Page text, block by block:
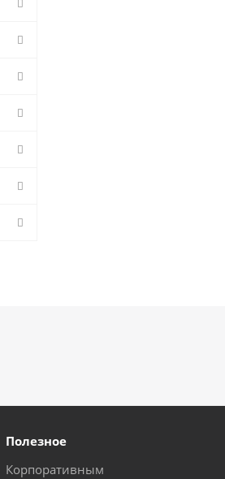
Полезное
Корпоративным